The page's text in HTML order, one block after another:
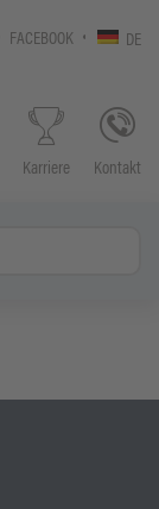
FACEBOOK DE
Karriere Kontakt